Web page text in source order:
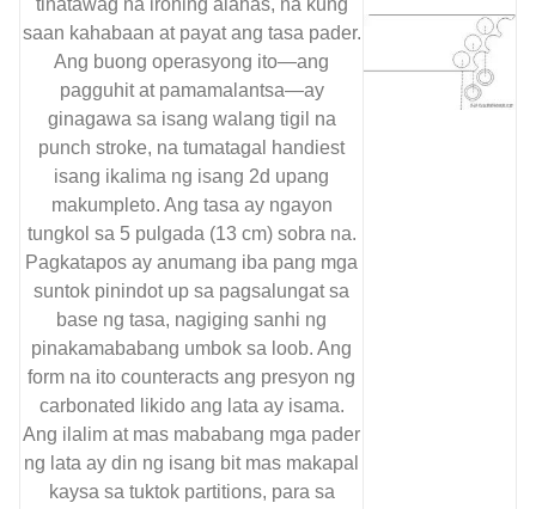
tinatawag na ironing alahas, na kung
saan kahabaan at payat ang tasa pader.
Ang buong operasyong ito—ang
pagguhit at pamamalantsa—ay
ginagawa sa isang walang tigil na
punch stroke, na tumatagal handiest
isang ikalima ng isang 2d upang
makumpleto. Ang tasa ay ngayon
tungkol sa 5 pulgada (13 cm) sobra na.
Pagkatapos ay anumang iba pang mga
suntok pinindot up sa pagsalungat sa
base ng tasa, nagiging sanhi ng
pinakamababang umbok sa loob. Ang
form na ito counteracts ang presyon ng
carbonated likido ang lata ay isama.
Ang ilalim at mas mababang mga pader
ng lata ay din ng isang bit mas makapal
kaysa sa tuktok partitions, para sa